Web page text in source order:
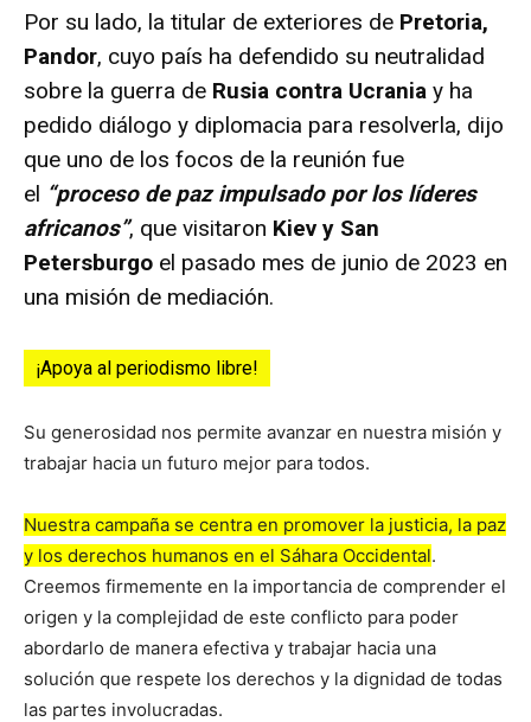
Por su lado, la titular de exteriores de Pretoria,
Pandor, cuyo país ha defendido su neutralidad
sobre la guerra de Rusia contra Ucrania y ha
pedido diálogo y diplomacia para resolverla, dijo
que uno de los focos de la reunión fue
el “proceso de paz impulsado por los líderes
africanos”, que visitaron Kiev y San
Petersburgo el pasado mes de junio de 2023 en
una misión de mediación.
¡Apoya al periodismo libre!
Su generosidad nos permite avanzar en nuestra misión y
trabajar hacia un futuro mejor para todos.
Nuestra campaña se centra en promover la justicia, la paz
y los derechos humanos en el Sáhara Occidental.
Creemos firmemente en la importancia de comprender el
origen y la complejidad de este conflicto para poder
abordarlo de manera efectiva y trabajar hacia una
solución que respete los derechos y la dignidad de todas
las partes involucradas.